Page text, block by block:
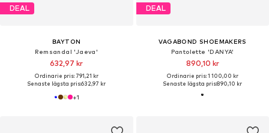
DEAL
BAYTON
Remsandal 'Jaeva'
632,97 kr
Ordinarie pris: 791,21 kr
Senaste lägsta pris:632,97 kr
+1
DEAL
VAGABOND SHOEMAKERS
Pantolette 'DANYA'
890,10 kr
Ordinarie pris: 1 100,00 kr
Senaste lägsta pris:890,10 kr